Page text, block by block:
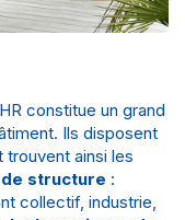
constitue un grand
Ils disposent
trouvent ainsi les
structure :
collectif, industrie,